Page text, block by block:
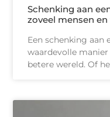
Schenking aan
zoveel mensen
Een schenking aan
waardevolle
betere wereld. Of